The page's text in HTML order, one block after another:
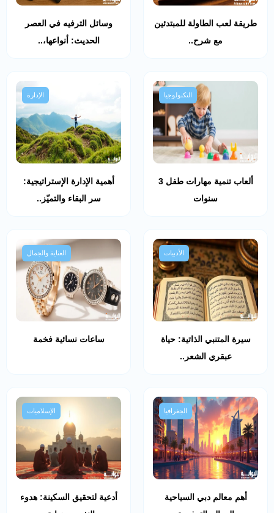
طريقة لعب الطاولة للمبتدئين
مع شرح..
وسائل الترفيه في العصر
الحديث: أنواعها،..
التكنولوجيا
ألعاب تنمية مهارات طفل 3
سنوات
الإدارة
أهمية الإدارة الإستراتيجية:
سر البقاء والتميّز..
الأدبيات
سيرة المتنبي الذاتية: حياة
عبقري الشعر..
العناية والجمال
ساعات نسائية فخمة
الجغرافيا
أهم معالم دبي السياحية
الإسلاميات
أدعية لتحقيق السكينة: هدوء